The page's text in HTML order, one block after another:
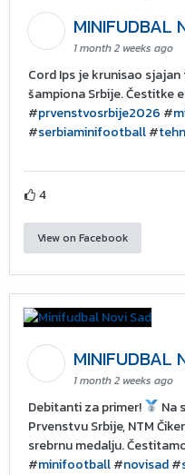
MINIFUDBAL
1 month 2 weeks ago
Cord Ips je krunisao
šampiona Srbije. Čestitke
#prvenstvosrbije2026 #
#serbiaminifootball#
4
View on Facebook
MINIFUDBAL
1 month 2 weeks ago
Debitanti za primer!
Na
Prvenstvu Srbije, NTM
srebrnu medalju.
#minifootball#novisad#